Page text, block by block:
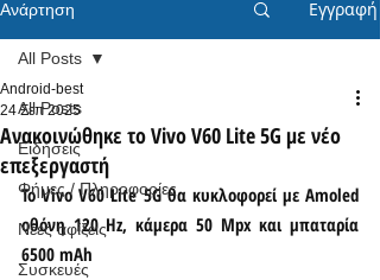
Ανάρτηση Εγγραφή
All Posts
Ειδήσεις
Φήμες / Πληροφορίες
Νέες αφίξεις
Συσκευές
All Posts
Ανακοινώθηκε το Vivo V60 Lite 5G με νέο
επεξεργαστή
Android-best
24 Σεπ 2025
Το Vivo V60 Lite 5G θα κυκλοφορεί με Amoled
οθόνη 120 Hz, κάμερα 50 Mpx και μπαταρία
6500 mAh